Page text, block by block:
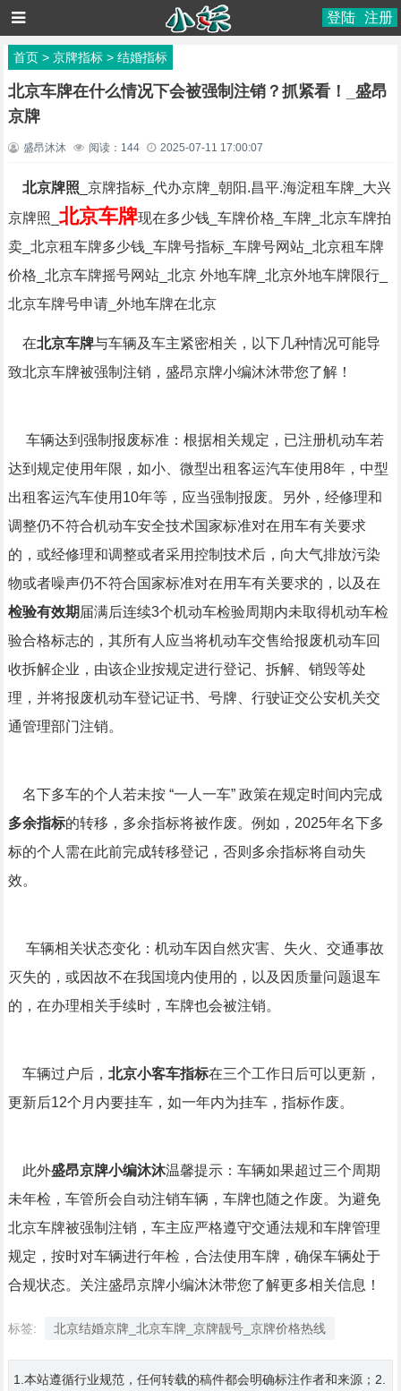
登陆 注册
首页> 京牌指标> 结婚指标
北京车牌在什么情况下会被强制注销？抓紧看！_盛昂
京牌
盛昂沐沐 阅读： 144 2025-07-11 17:00:07
北京牌照 _京牌指标_代办京牌_朝阳.昌平.海淀租车牌_大兴
京牌照_ 北京车牌现在多少钱_车牌价格_车牌_北京车牌拍
卖_北京租车牌多少钱_车牌号指标_车牌号网站_北京租车牌
价格_北京车牌摇号网站_北京 外地车牌_北京外地车牌限行_
北京车牌号申请_外地车牌在北京
在北京车牌与车辆及车主紧密相关，以下几种情况可能导
致北京车牌被强制注销，盛昂京牌小编沐沐带您了解！
车辆达到强制报废标准：根据相关规定，已注册机动车若
达到规定使用年限，如小、微型出租客运汽车使用8年，中型
出租客运汽车使用10年等，应当强制报废。另外，经修理和
调整仍不符合机动车安全技术国家标准对在用车有关要求
的，或经修理和调整或者采用控制技术后，向大气排放污染
物或者噪声仍不符合国家标准对在用车有关要求的，以及在
检验有效期 届满后连续3个机动车检验周期内未取得机动车检
验合格标志的，其所有人应当将机动车交售给报废机动车回
收拆解企业，由该企业按规定进行登记、拆解、销毁等处
理，并将报废机动车登记证书、号牌、行驶证交公安机关交
通管理部门注销。
名下多车的个人若未按 “一人一车” 政策在规定时间内完成
多余指标的转移，多余指标将被作废。例如，2025年名下多
标的个人需在此前完成转移登记，否则多余指标将自动失
效。
车辆相关状态变化：机动车因自然灾害、失火、交通事故
灭失的，或因故不在我国境内使用的，以及因质量问题退车
的，在办理相关手续时，车牌也会被注销。
车辆过户后， 北京小客车指标在三个工作日后可以更新，
更新后12个月内要挂车，如一年内为挂车，指标作废。
此外盛昂京牌小编沐沐温馨提示：车辆如果超过三个周期
未年检，车管所会自动注销车辆，车牌也随之作废。为避免
北京车牌被强制注销，车主应严格遵守交通法规和车牌管理
规定，按时对车辆进行年检，合法使用车牌，确保车辆处于
合规状态。关注盛昂京牌小编沐沐带您了解更多相关信息！
标签: 北京结婚京牌_北京车牌_京牌靓号_京牌价格热线
1.本站遵循行业规范，任何转载的稿件都会明确标注作者和来源；2.